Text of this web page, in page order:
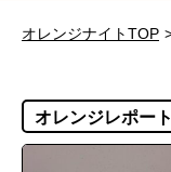
オレンジナイトTOP
オレンジレポート